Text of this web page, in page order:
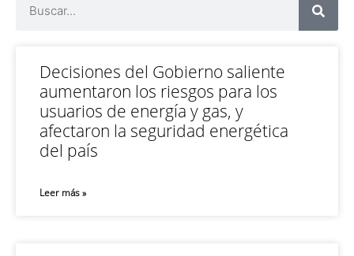
Decisiones del Gobierno saliente
aumentaron los riesgos para los
usuarios de energía y gas, y
afectaron la seguridad energética
del país
Leer más »